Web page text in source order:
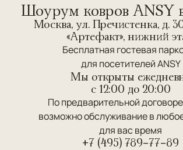
Шоурум ковров ANSY
Москва, ул. Пречистенка, д.
«Артефакт», нижний
Бесплатная гостевая
для посетителей ANSY
Мы открыты
c 12:00 до 20:00
По предварительной
возможно обслуживание в
для вас время
+7 (495) 789-77-89